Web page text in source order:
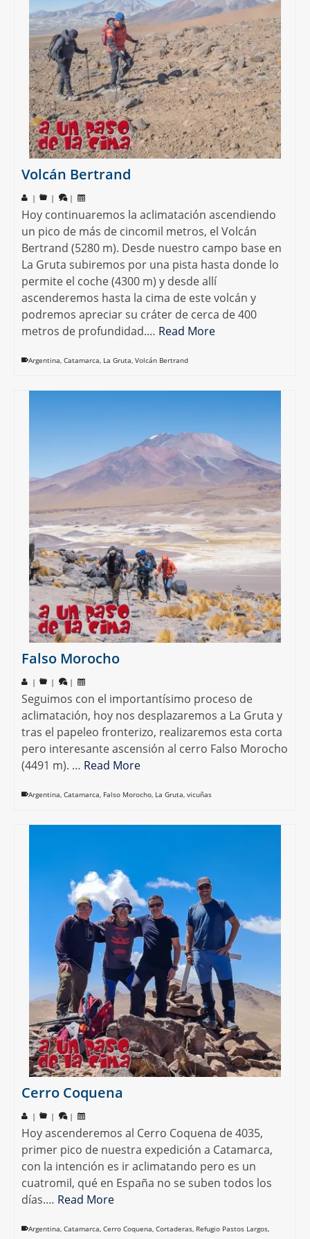
Volcán Bertrand
| | |
Hoy continuaremos la aclimatación ascendiendo
un pico de más de cincomil metros, el Volcán
Bertrand (5280 m). Desde nuestro campo base en
La Gruta subiremos por una pista hasta donde lo
permite el coche (4300 m) y desde allí
ascenderemos hasta la cima de este volcán y
podremos apreciar su cráter de cerca de 400
metros de profundidad.… Read More
Argentina, Catamarca, La Gruta, Volcán Bertrand
Falso Morocho
| | |
Seguimos con el importantísimo proceso de
aclimatación, hoy nos desplazaremos a La Gruta y
tras el papeleo fronterizo, realizaremos esta corta
pero interesante ascensión al cerro Falso Morocho
(4491 m). … Read More
Argentina, Catamarca, Falso Morocho, La Gruta, vicuñas
Cerro Coquena
| | |
Hoy ascenderemos al Cerro Coquena de 4035,
primer pico de nuestra expedición a Catamarca,
con la intención es ir aclimatando pero es un
cuatromil, qué en España no se suben todos los
días.… Read More
Argentina, Catamarca, Cerro Coquena, Cortaderas, Refugio Pastos Largos,